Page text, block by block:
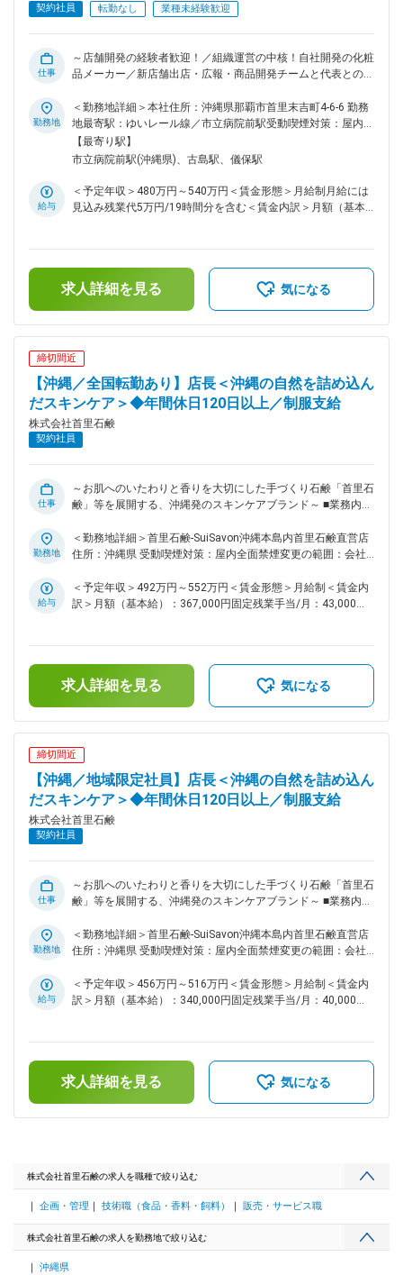
構成されたチームです。 サイト内コンテンツ制作や動画出演
ドリブンなEC運営体制へ進化させていきます。 その中心とな
り、チームを牽引していただける方を求めています。 ■当社に
す。本社は沖縄にあり、従業員も出身地を問わず「沖縄が大好
き」「沖縄のために働きたい」というスタッフばかり。 そん
な我々だからこそ、今後も沖縄の地域課題へダイレクトにアプ
ローチし続けられると自負しています。この成長期だからこそ
一緒に挑戦してくれる方からのご応募をお待ちしております。
変更の範囲：会社の定める業務
契約社員 転勤なし 業種未経験歓迎
仕事
～店舗開発の経験者歓迎！／組織運営の中核！自社開発の化粧
品メーカー／新店舗出店・広報・商品開発チームと代表との橋
前から歩いて1分・車通勤も可／産休育休や事業所内保育園な
ど働きやすい環境～ ※試用期間中は契約社員からのスタートに
なりますが、6か月後に正社員への登用予定になります。 ■業
務概要 当社は沖縄発ベンチャーでありながら、自然由来の化
トチームのプロジェクトマネージャーとして、商品開発・新店
舗出店・広報の3つの主要領域を担当するメンバーを率い、社
実直かつ着実にプロジェクトを推進する役割です。 ■業務詳細
店舗の出店計画や商品開発、コンセプトは代表や取締役が検討
されており、その考えや決定事項をメンバーに伝達、調整を行
ラブル予防、リスクヘッジ ・上司への定期報告、業務相談 ゆ
くゆくは… ・商品開発に関する進捗管理、社内外との調整、渉
外対応 ・広報・PR活動の進行管理、SNS運用やメディア対応
・各担当者のタスク管理や進捗確認、課題抽出 ・Google
WorkspaceやMicrosoft Office、各種分析・SNS・クリエイティ
ブツールの活用 ・Slack等による社内コミュニケーションの円
滑化 ■扱うサービス 当社オリジナル化粧品の開発・販売、ブ
ランド価値向上のための広報活動、新規店舗の企画・立ち上げ
を中心に扱います。 ■組織構成 商品開発、新店舗出店、広報
ます。 女性メンバーも多く活躍しております。 ■教育体制
OJTを中心に業務の流れを習得し、必要に応じて外部研修や
ロジェクト推進力を高め、将来的には複数店舗や全社的な事業
戦略にも関わるキャリアが広がります。 変更の範囲：会社の
勤務地
＜勤務地詳細＞本社住所：沖縄県那覇市首里末吉町4-6-6 勤務
地最寄駅：ゆいレール線／市立病院前駅受動喫煙対策：屋内全
面禁煙変更の範囲：会社の定める事業所
【最寄り駅】
市立病院前駅(沖縄県)、古島駅、儀保駅
給与
＜予定年収＞480万円～540万円＜賃金形態＞月給制月給には
見込み残業代5万円/19時間分を含む＜賃金内訳＞月額（基本
当＞有＜給与補足＞賞与は年間最大60万円（年4回払出）賃金
はあくまでも目安の金額であり、選考を通じて上下する可能性
があります。月給(月額)は固定手当を含めた表記です。
求人詳細を見る 気になる
締切間近
【沖縄／全国転勤あり】店長＜沖縄の自然を詰め込ん
だスキンケア＞◆年間休日120日以上／制服支給
株式会社首里石鹸
契約社員
仕事
～お肌へのいたわりと香りを大切にした手づくり石鹸「首里石
鹸」等を展開する、沖縄発のスキンケアブランド～ ■業務内
きます。 ・決められた年間売上目標を達成していくために月
ごとや日ごとの詳細なアクションプランを立案 ・メンバーマ
行っていただくポジションです。 ■業務詳細： ・接客販売 ・
店舗のアクションプランの立案、実行 ・会議への出席 ・売上
与のベースアップを行っています。 2）制服支給＆おしゃれ大
歓迎 ・制服は有名アパレルブランドデザインのものをご用意
しています。 ・靴はヒールのない履きやすいスニーカーを推
大好きな美容やおしゃれを楽しみながら働けます。 3）社員割
引30％ 従業員割引でお得に商品を購入することができます。
気に入った商品をお手頃な価格でリピートできるので、ほとん
どのスタッフが活用しています。 お互いにお気に入り商品の
おすすめをしあったりするのも醍醐味の一つです。 4）全従業
員が給与を公開 販売スタッフはもちろん、店長やエリアマネ
ージャー、本社勤務者から社長まで全員が給与を公開していま
す。 目指しているのは透明性と公平性。チームワークを大切
にするからこそ不平等はできるだけなくそうというのが会社の
方針です。 お互いが納得できる評価をとても大切にしていま
す。 変更の範囲：会社の定める業務
勤務地
＜勤務地詳細＞首里石鹸-SuiSavon沖縄本島内首里石鹸直営店
住所：沖縄県 受動喫煙対策：屋内全面禁煙変更の範囲：会社
給与
＜予定年収＞492万円～552万円＜賃金形態＞月給制＜賃金内
訳＞月額（基本給）：367,000円固定残業手当/月：43,000円
年4回に分けて査定に応じて支給賃金はあくまでも目安の金額
であり、選考を通じて上下する可能性があります。月給(月額)
は固定手当を含めた表記です。
求人詳細を見る 気になる
締切間近
【沖縄／地域限定社員】店長＜沖縄の自然を詰め込ん
だスキンケア＞◆年間休日120日以上／制服支給
株式会社首里石鹸
契約社員
仕事
～お肌へのいたわりと香りを大切にした手づくり石鹸「首里石
鹸」等を展開する、沖縄発のスキンケアブランド～ ■業務内
きます。 ・決められた年間売上目標を達成していくために月
ごとや日ごとの詳細なアクションプランを立案 ・メンバーマ
行っていただくポジションです。 ■業務詳細： ・接客販売 ・
店舗のアクションプランの立案、実行 ・会議への出席 ・売上
与のベースアップを行っています。 2）制服支給＆おしゃれ大
歓迎 ・制服は有名アパレルブランドデザインのものをご用意
しています。 ・靴はヒールのない履きやすいスニーカーを推
どのスタッフが活用しています。 お互いにお気に入り商品の
おすすめをしあったりするのも醍醐味の一つです。 4）全従業
員が給与を公開 販売スタッフはもちろん、店長やエリアマネ
ージャー、本社勤務者から社長まで全員が給与を公開していま
す。 目指しているのは透明性と公平性。チームワークを大切
勤務地
＜勤務地詳細＞首里石鹸-SuiSavon沖縄本島内首里石鹸直営店
住所：沖縄県 受動喫煙対策：屋内全面禁煙変更の範囲：会社
給与
＜予定年収＞456万円～516万円＜賃金形態＞月給制＜賃金内
訳＞月額（基本給）：340,000円固定残業手当/月：40,000円
年4回に分けて査定に応じて支給賃金はあくまでも目安の金額
であり、選考を通じて上下する可能性があります。月給(月額)
は固定手当を含めた表記です。
求人詳細を見る 気になる
株式会社首里石鹸の求人を職種で絞り込む
企画・管理 技術職（食品・香料・飼料） 販売・サービス職
株式会社首里石鹸の求人を勤務地で絞り込む
沖縄県